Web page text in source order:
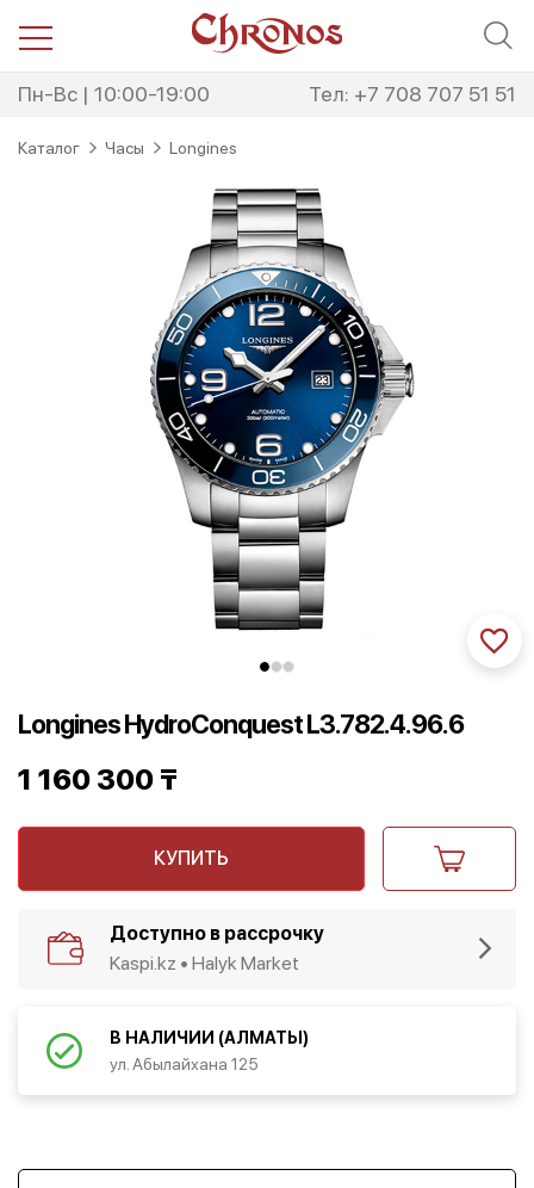
Пн-Вс | 10:00-19:00 Тел: +7 708 707 51 51
Каталог Часы Longines
Longines HydroConquest L3.782.4.96.6
1 160 300 ₸
КУПИТЬ
Доступно в рассрочку
Kaspi.kz • Halyk Market
В НАЛИЧИИ (АЛМАТЫ)
ул. Абылайхана 125